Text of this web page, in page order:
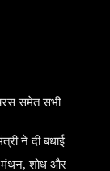
समेत सभी
ने दी बधाई
मंथन, शोध और